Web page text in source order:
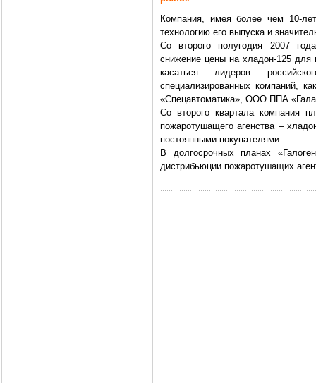
Компания, имея более чем 10-
технологию его выпуска и
Со второго полугодия 2007
снижение цены на хладон-125 для
касаться лидеров
специализированных компаний,
«Спецавтоматика», ООО ППА
Со второго квартала компания
пожаротушащего агенства –
постоянными покупателями.
В долгосрочных планах
дистрибьюции пожаротушащих